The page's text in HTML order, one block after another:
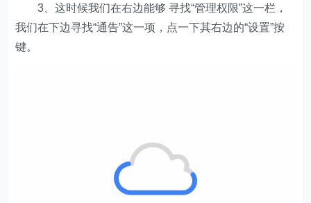
3、这时候我们在右边能够 寻找“管理权限”这一栏，
我们在下边寻找“通告”这一项，点一下其右边的“设置”按
键。